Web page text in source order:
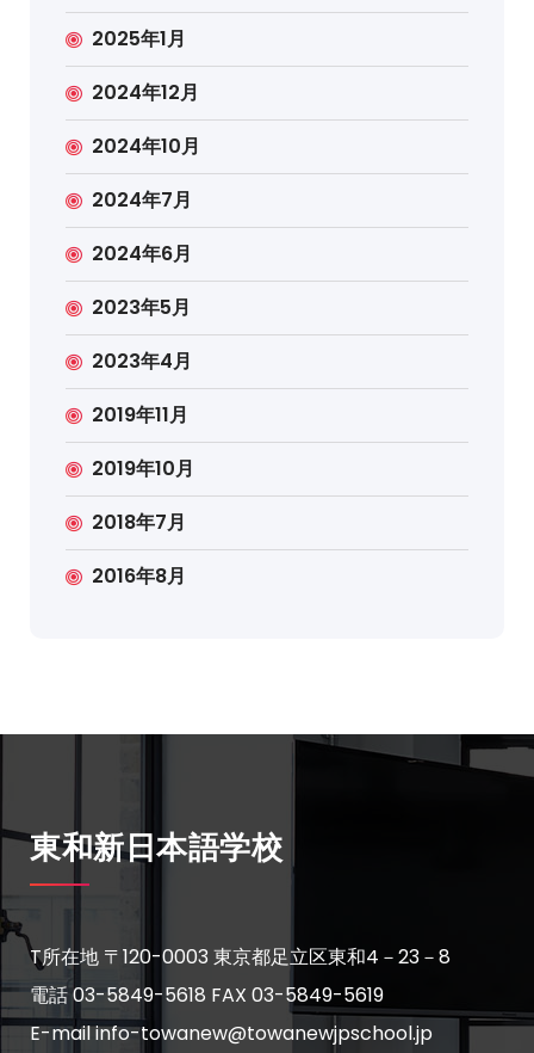
2025年1月
2024年12月
2024年10月
2024年7月
2024年6月
2023年5月
2023年4月
2019年11月
2019年10月
2018年7月
2016年8月
東和新日本語学校
T所在地 〒120-0003 東京都足立区東和4－23－8
電話 03-5849-5618 FAX 03-5849-5619
E-mail info-towanew@towanewjpschool.jp